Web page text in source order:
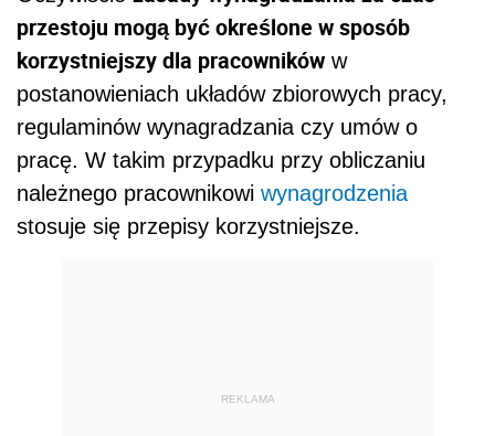
przestoju mogą być określone w sposób
korzystniejszy dla pracowników w
postanowieniach układów zbiorowych pracy,
regulaminów wynagradzania czy umów o
pracę. W takim przypadku przy obliczaniu
należnego pracownikowi wynagrodzenia
stosuje się przepisy korzystniejsze.
REKLAMA